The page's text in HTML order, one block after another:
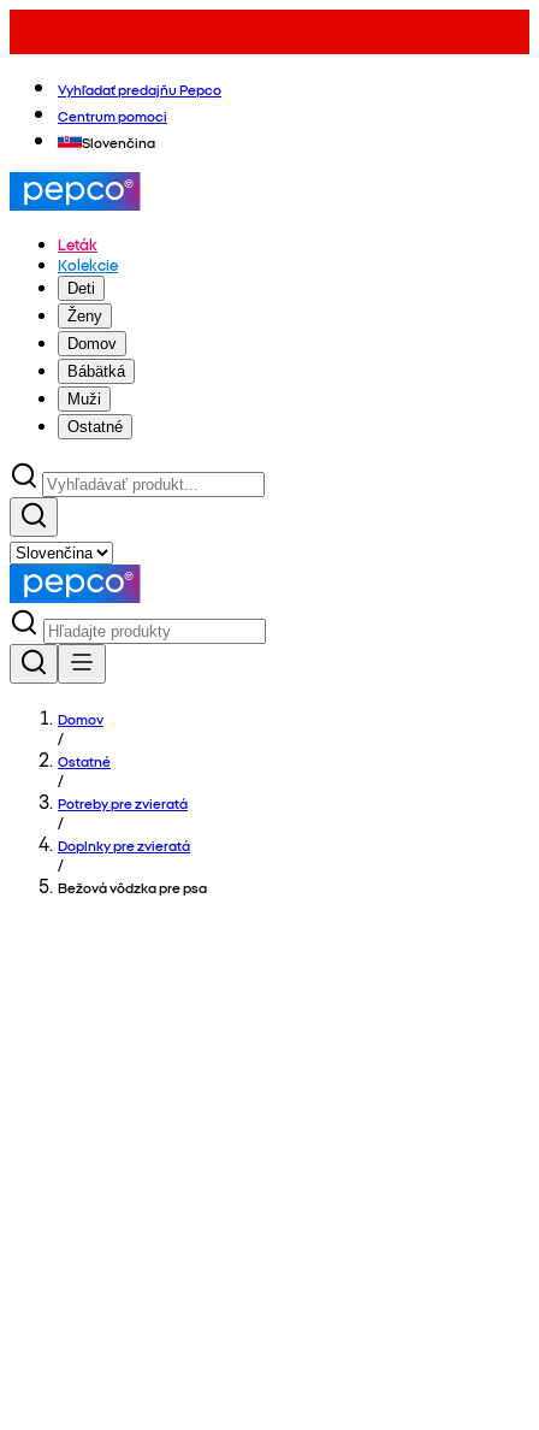
Vyhľadať predajňu Pepco
Centrum pomoci
Slovenčina
Leták
Kolekcie
Deti
Ženy
Domov
Bábätká
Muži
Ostatné
Domov
/
Ostatné
/
Potreby pre zvieratá
/
Doplnky pre zvieratá
/
Bežová vôdzka pre psa